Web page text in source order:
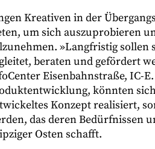
Kreativen in der
um sich auszuprobieren
»Langfristig sollen
beraten und gefördert
Eisenbahnstraße, IC-
könnten
Konzept realisiert,
das deren Bedürfnissen
Osten schafft.